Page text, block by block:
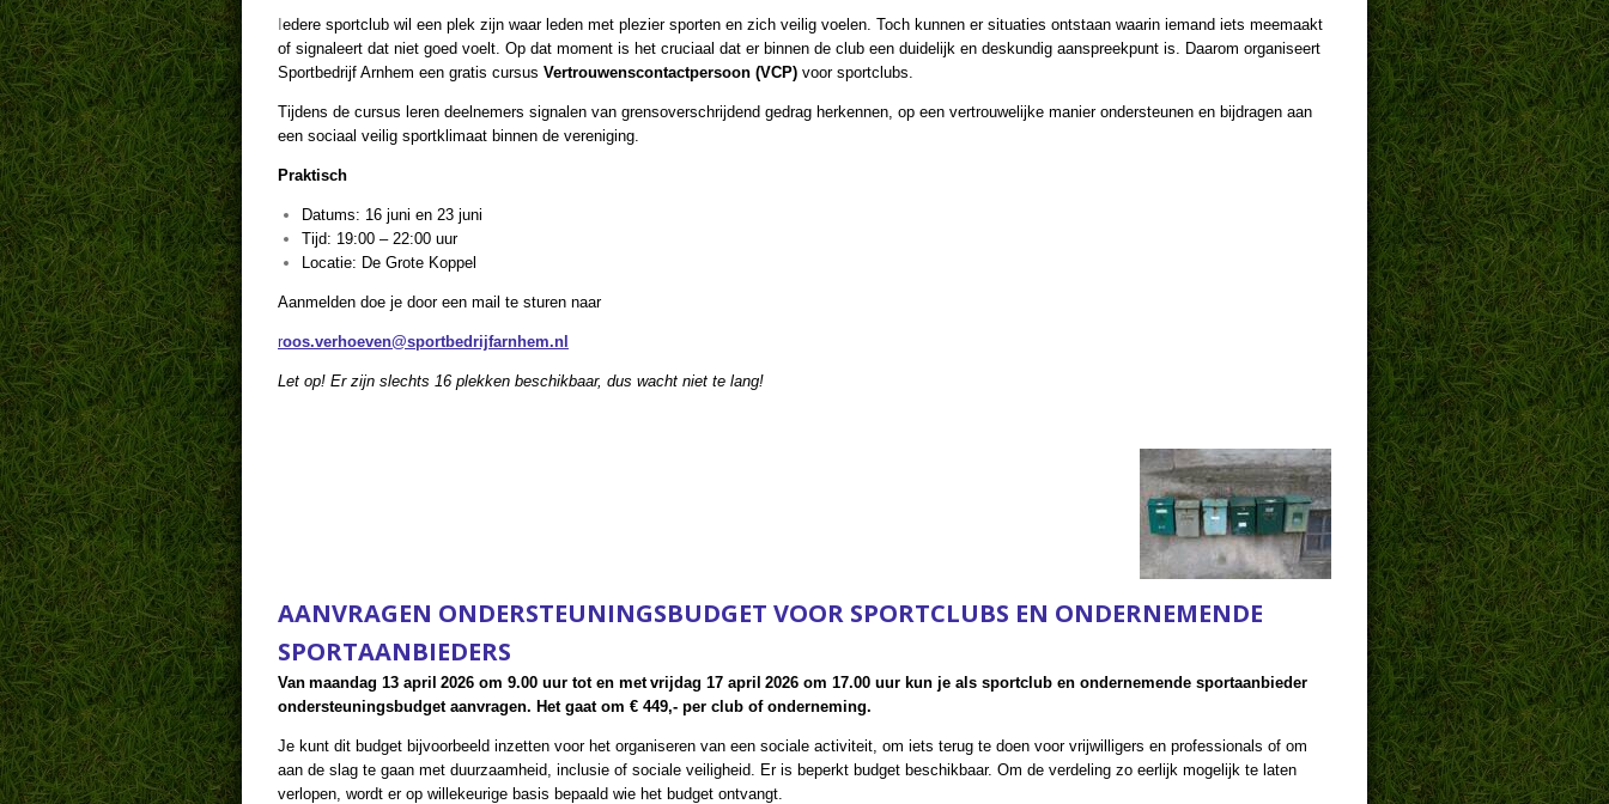
edere sportclub wil een plek zijn waar leden met plezier sporten en zich veilig voelen. Toch kunnen er situaties ontstaan waarin iemand iets meemaakt
of signaleert dat niet goed voelt. Op dat moment is het cruciaal dat er binnen de club een duidelijk en deskundig aanspreekpunt is. Daarom organiseert
Sportbedrijf Arnhem een gratis cursus Vertrouwenscontactpersoon (VCP) voor sportclubs.
Tijdens de cursus leren deelnemers signalen van grensoverschrijdend gedrag herkennen, op een vertrouwelijke manier ondersteunen en bijdragen aan
een sociaal veilig sportklimaat binnen de vereniging.
Praktisch
Datums: 16 juni en 23 juni
Tijd: 19:00 – 22:00 uur
Locatie: De Grote Koppel
Aanmelden doe je door een mail te sturen naar
roos.verhoeven@sportbedrijfarnhem.nl
Let op! Er zijn slechts 16 plekken beschikbaar, dus wacht niet te lang!
AANVRAGEN ONDERSTEUNINGSBUDGET VOOR SPORTCLUBS EN ONDERNEMENDE
SPORTAANBIEDERS
Van maandag 13 april 2026 om 9.00 uur tot en met vrijdag 17 april 2026 om 17.00 uur kun je als sportclub en ondernemende sportaanbieder
ondersteuningsbudget aanvragen. Het gaat om € 449,- per club of onderneming.
Je kunt dit budget bijvoorbeeld inzetten voor het organiseren van een sociale activiteit, om iets terug te doen voor vrijwilligers en professionals of om
aan de slag te gaan met duurzaamheid, inclusie of sociale veiligheid. Er is beperkt budget beschikbaar. Om de verdeling zo eerlijk mogelijk te laten
verlopen, wordt er op willekeurige basis bepaald wie het budget ontvangt.